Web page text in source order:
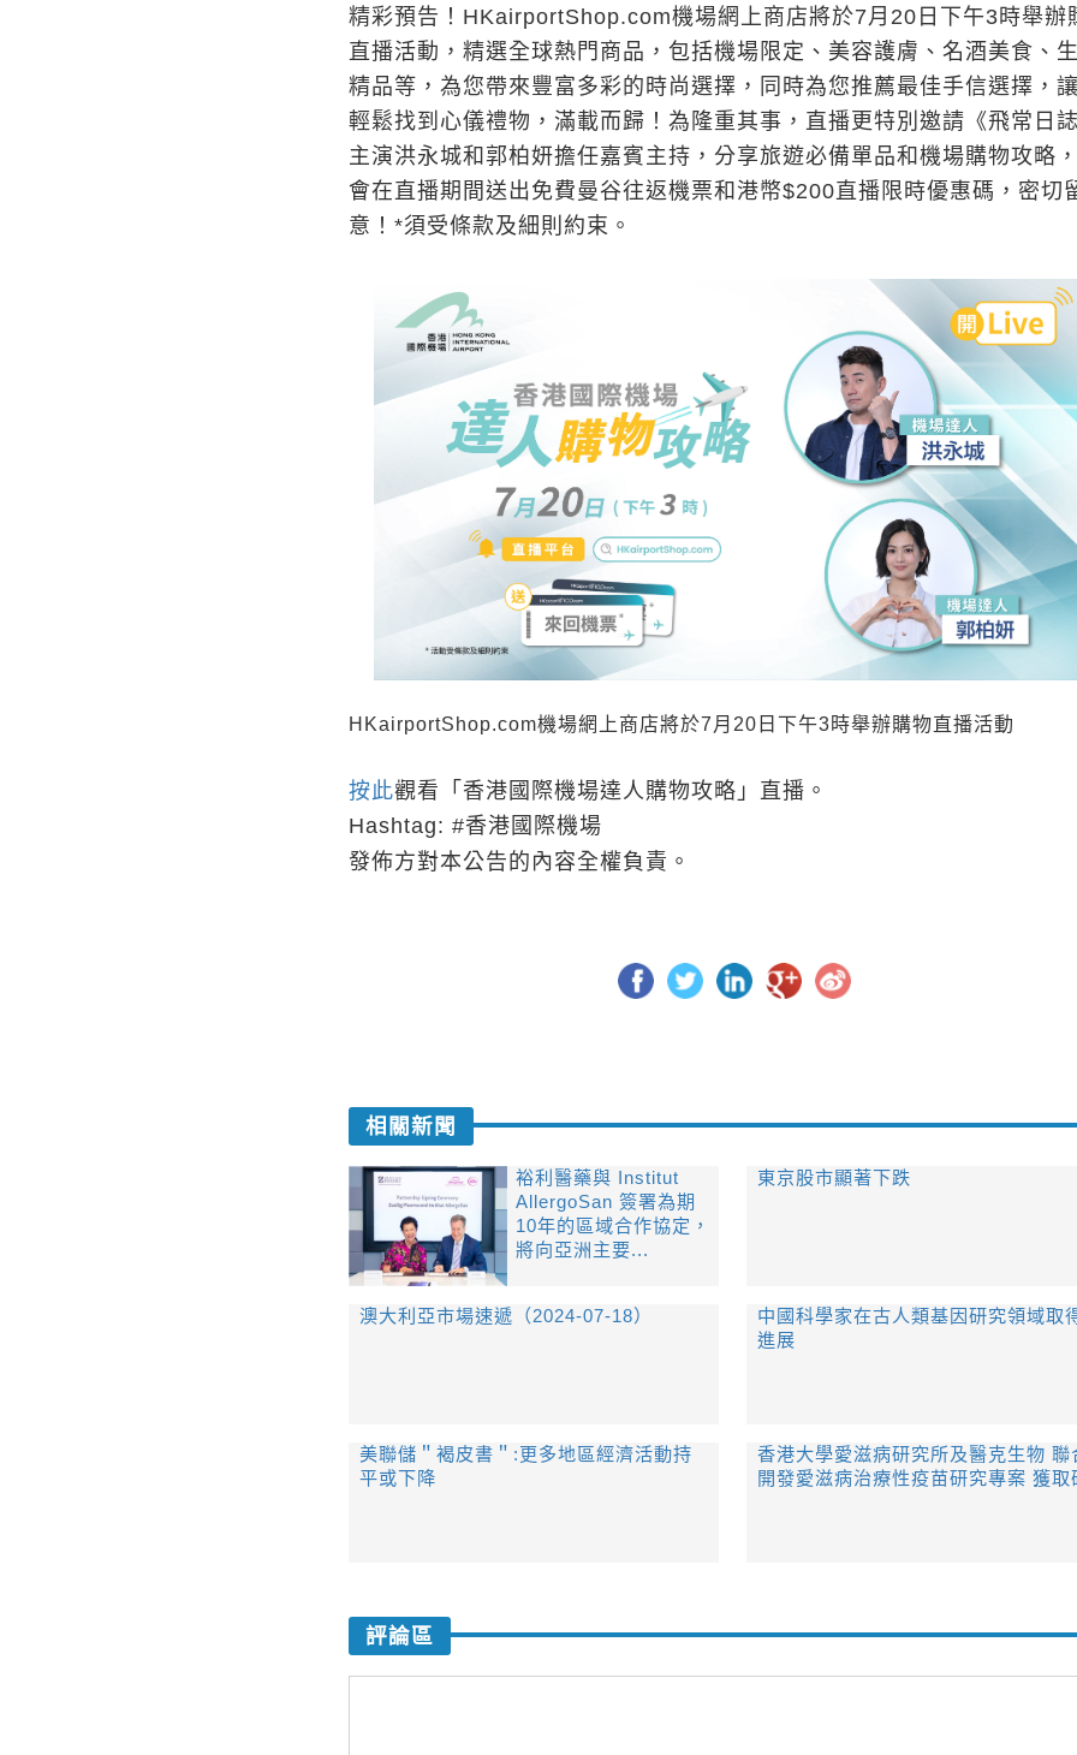
精彩預告！HKairportShop.com機場網上商店將於7月20日下午3時舉辦
直播活動，精選全球熱門商品，包括機場限定、美容護膚、名酒美食、
精品等，為您帶來豐富多彩的時尚選擇，同時為您推薦最佳手信選擇，
輕鬆找到心儀禮物，滿載而歸！為隆重其事，直播更特別邀請《飛常日
主演洪永城和郭柏妍擔任嘉賓主持，分享旅遊必備單品和機場購物攻略
會在直播期間送出免費曼谷往返機票和港幣$200直播限時優惠碼，密切
意！*須受條款及細則約束。
HKairportShop.com機場網上商店將於7月20日下午3時舉辦購物直播活動
按此觀看「香港國際機場達人購物攻略」直播。
Hashtag: #香港國際機場
發佈方對本公告的內容全權負責。
相關新聞
裕利醫藥與 Institut
AllergoSan 簽署為期
10年的區域合作協定，
將向亞洲主要...
東京股市顯著下跌
澳大利亞市場速遞（2024-07-18）
中國科學家在古人類基因研究領域取
進展
美聯儲＂褐皮書＂:更多地區經濟活動持
平或下降
香港大學愛滋病研究所及醫克生物 聯
開發愛滋病治療性疫苗研究專案 獲取
評論區